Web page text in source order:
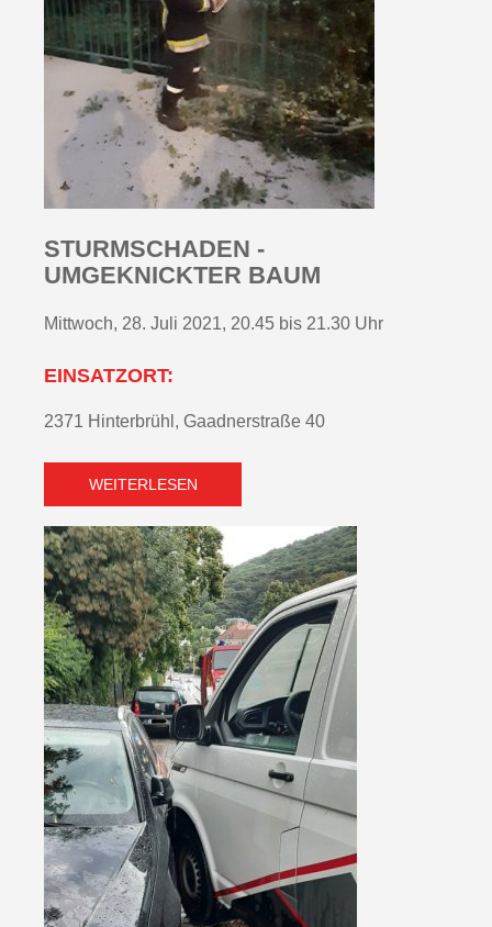
STURMSCHADEN -
UMGEKNICKTER BAUM
Mittwoch, 28. Juli 2021, 20.45 bis 21.30 Uhr
EINSATZORT:
2371 Hinterbrühl, Gaadnerstraße 40
WEITERLESEN